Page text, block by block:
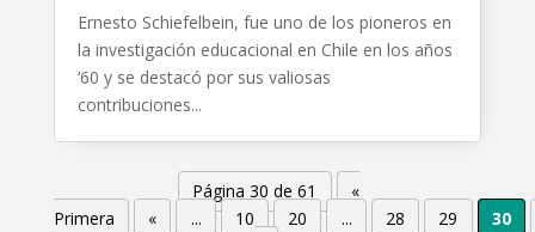
Ernesto Schiefelbein, fue uno de los pioneros en
la investigación educacional en Chile en los años
‘60 y se destacó por sus valiosas
contribuciones...
Página 30 de 61
«
Primera
« ... 10 20 ... 28 29
30